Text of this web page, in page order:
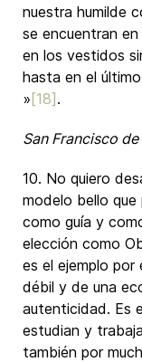
nuestra humilde
se encuentran
en los vestidos
hasta en el
» [18] .
San Francisco de
10. No quiero
modelo bello
como guía y
elección como
es el ejemplo por
débil y de una
autenticidad. Es
estudian y
también por